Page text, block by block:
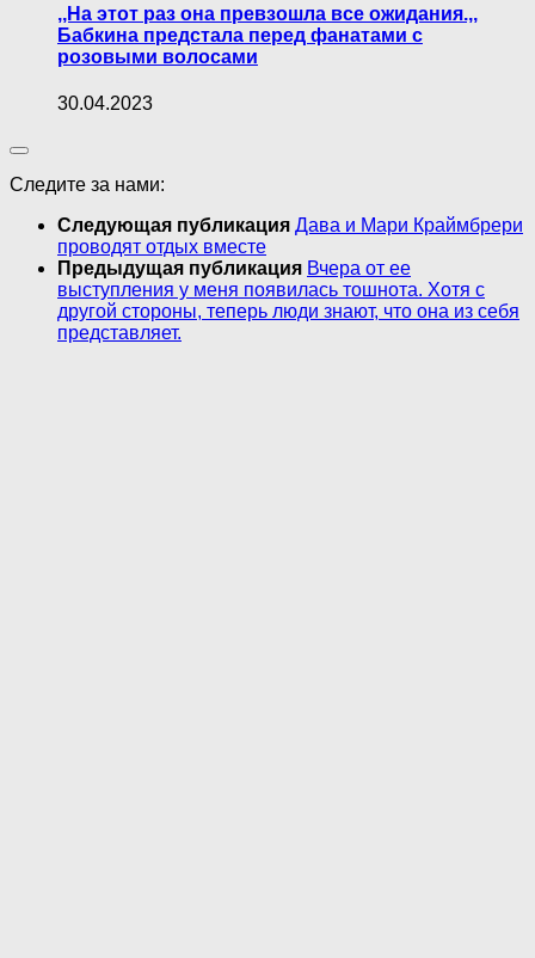
,,На этот раз она превзошла все ожидания.,,
Бабкина предстала перед фанатами с
розовыми волосами
30.04.2023
Следите за нами:
Следующая публикация Дава и Мари Краймбрери
проводят отдых вместе
Предыдущая публикация Вчера от ее
выступления у меня появилась тошнота. Хотя с
другой стороны, теперь люди знают, что она из себя
представляет.